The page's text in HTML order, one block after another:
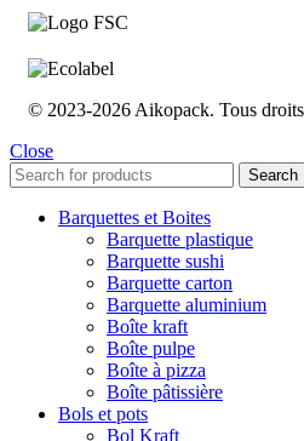
© 2023-2026 Aikopack. Tous droits
Close
Search
Barquettes et Boites
Barquette plastique
Barquette sushi
Barquette carton
Barquette aluminium
Boîte kraft
Boîte pulpe
Boîte à pizza
Boîte pâtissière
Bols et pots
Bol Kraft